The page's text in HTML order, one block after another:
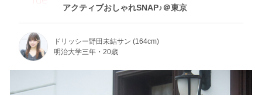
アクティブおしゃれSNAP♪＠東京
ドリッシー野田未結サン (164cm)
明治大学三年・20歳